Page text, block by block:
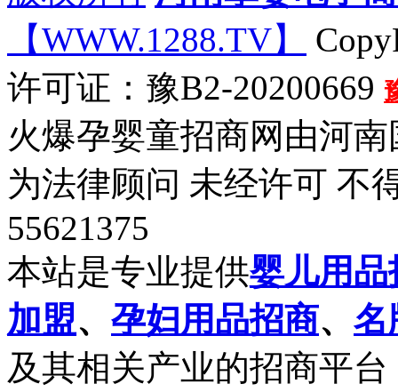
【WWW.1288.TV】
许可证：豫B2-20200669
火爆孕婴童招商网由河
为法律顾问 未经许可 不
55621375
本站是专业提供婴儿用品
加盟、 孕妇用品招商、 名
及其相关产业的招商平台